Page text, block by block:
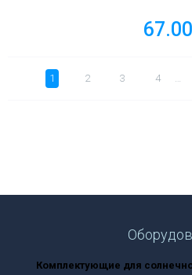
67.00
1 2 3 4 …
Комплектующие для